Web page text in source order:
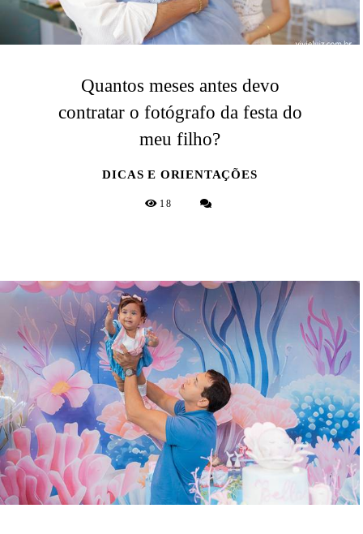
Quantos meses antes devo
contratar o fotógrafo da festa do
meu filho?
DICAS E ORIENTAÇÕES
18